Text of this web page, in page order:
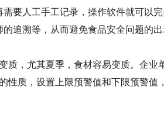
要人工手工记录，操作软件就可以完
追溯等，从而避免食品安全问题的出
质，尤其夏季，食材容易变质。企业
质，设置上限预警值和下限预警值